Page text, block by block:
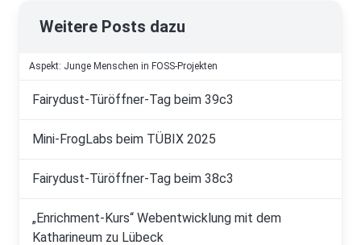
Weitere Posts dazu
Aspekt: Junge Menschen in FOSS-Projekten
Fairydust-Türöffner-Tag beim 39c3
Mini-FrogLabs beim TÜBIX 2025
Fairydust-Türöffner-Tag beim 38c3
„Enrichment-Kurs“ Webentwicklung mit dem
Katharineum zu Lübeck